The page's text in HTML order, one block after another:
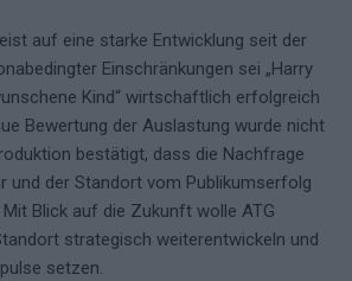
auf eine starke Entwicklung seit der
Einschränkungen sei „Harry
Kind“ wirtschaftlich erfolgreich
Bewertung der Auslastung wurde nicht
bestätigt, dass die Nachfrage
und der Standort vom Publikumserfolg
Blick auf die Zukunft wolle ATG
strategisch weiterentwickeln und
setzen.